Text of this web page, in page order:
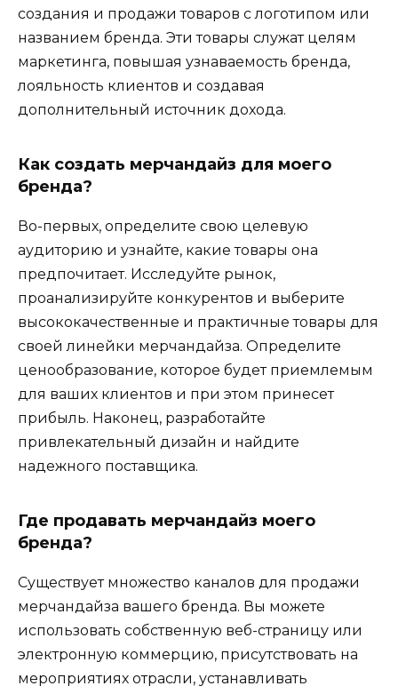
создания и продажи товаров с логотипом или
названием бренда. Эти товары служат целям
маркетинга, повышая узнаваемость бренда,
лояльность клиентов и создавая
дополнительный источник дохода.
Как создать мерчандайз для моего
бренда?
Во-первых, определите свою целевую
аудиторию и узнайте, какие товары она
предпочитает. Исследуйте рынок,
проанализируйте конкурентов и выберите
высококачественные и практичные товары для
своей линейки мерчандайза. Определите
ценообразование, которое будет приемлемым
для ваших клиентов и при этом принесет
прибыль. Наконец, разработайте
привлекательный дизайн и найдите
надежного поставщика.
Где продавать мерчандайз моего
бренда?
Существует множество каналов для продажи
мерчандайза вашего бренда. Вы можете
использовать собственную веб-страницу или
электронную коммерцию, присутствовать на
мероприятиях отрасли, устанавливать